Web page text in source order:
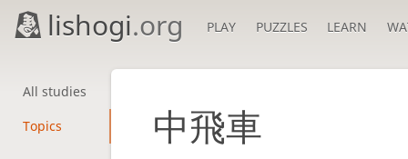
lishogi.org PLAY PUZZLES LEARN
All studies
Topics 中飛車